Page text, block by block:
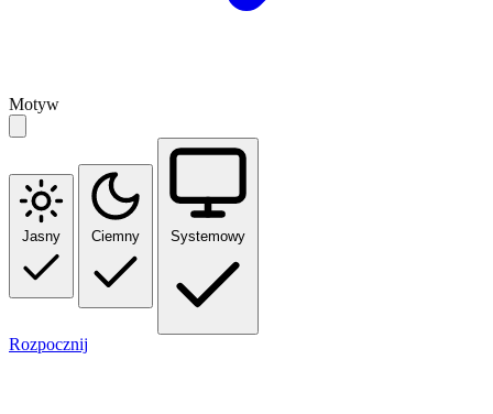
Motyw
Jasny Ciemny Systemowy
Rozpocznij